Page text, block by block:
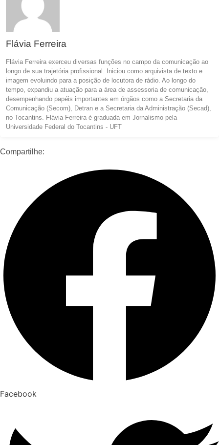
Flávia Ferreira
Flávia Ferreira exerceu diversas funções no campo da comunicação ao
longo de sua trajetória profissional. Iniciou como arquivista de texto e
imagem evoluindo para a posição de locutora de rádio. Ao longo do
tempo, expandiu a atuação para a área de assessoria de comunicação,
desempenhando papéis importantes em órgãos como a Secretaria da
Comunicação (Secom), Detran e a Secretaria da Administração (Secad),
no Tocantins. Flávia Ferreira é graduada em Jornalismo pela
Universidade Federal do Tocantins - UFT
Compartilhe:
Facebook